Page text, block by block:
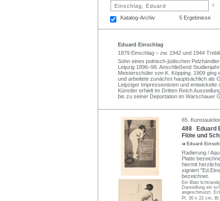
x
Katalog-Archiv 5 Ergebnisse
Eduard Einschlag
1879 Einschlag – zw. 1942 und 1944
Sohn eines polnisch-jüdischen
Leipzig 1896–98. Anschließend
Meisterschüler von K. Köpping. 1909
und arbeitete zunächst hauptsächlich als
Leipziger Impressionisten und
Künstler erhielt im Dritten Reich
bis zu seiner Deportation im Warschauer
65.
488 Eduard
Flöte und
Eduard
Radierung /
Platte
hiermit
signiert
bezeichnet.
Ein Blatt
Darstellung ein
angeschmutzt.
Pl. 30 x 22 cm,